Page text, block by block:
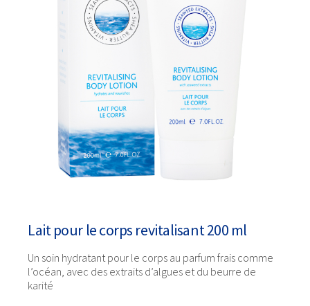
Lait pour le corps revitalisant 200 ml
Un soin hydratant pour le corps au parfum frais comme
l’océan, avec des extraits d’algues et du beurre de
karité